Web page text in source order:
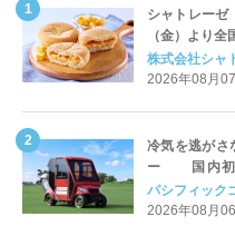
シャトレーゼ
（金）より
株式会社シャ
2026年08月
冷気を逃がさ
ー 国内初
Cart（エア
パシフィック
2026年08月